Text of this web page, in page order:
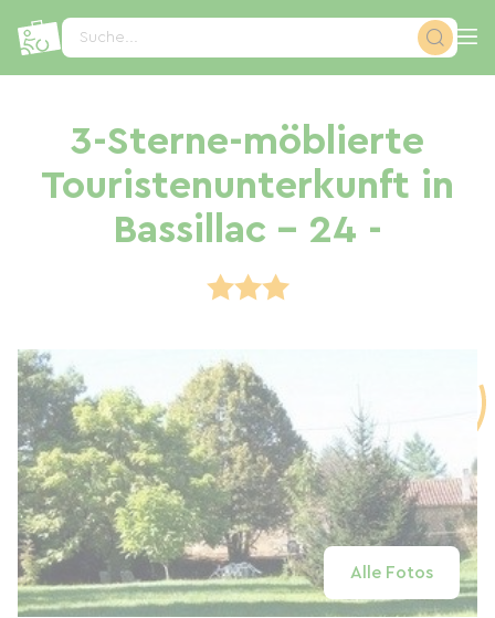
Suche...
3-Sterne-möblierte
Touristenunterkunft in
Bassillac - 24 -
Alle Fotos
Cookie-Einstellungen